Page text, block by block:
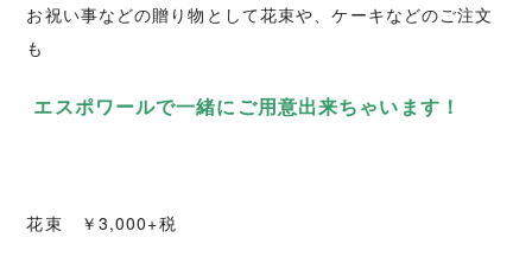
お祝い事などの贈り物として花束や、ケーキなどのご注文
も
エスポワールで一緒にご用意出来ちゃいます！
花束 ￥3,000+税